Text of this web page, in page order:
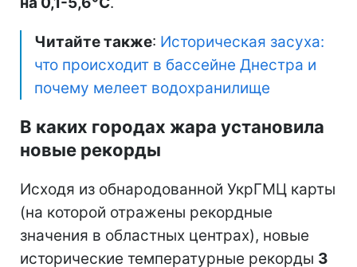
Читайте также: Историческая засуха:
что происходит в бассейне Днестра и
почему мелеет водохранилище
В каких городах жара установила
новые рекорды
Исходя из обнародованной УкрГМЦ карты
(на которой отражены рекордные
значения в областных центрах), новые
исторические температурные рекорды 3